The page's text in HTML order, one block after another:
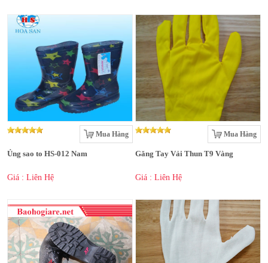
Mua Hàng
Ủng sao to HS-012 Nam
Giá : Liên Hệ
Mua Hàng
Găng Tay Vải Thun T9 Vàng
Giá : Liên Hệ